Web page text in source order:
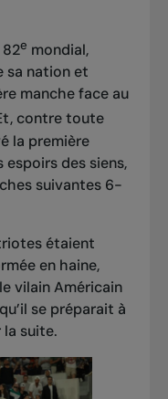
e mondial,
sa nation et
manche face au
contre toute
la première
des siens,
suivantes 6-
étaient
en haine,
vilain Américain
se préparait à
la suite.